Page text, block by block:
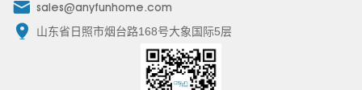
sales@anyfunhome.com
山东省日照市烟台路168号大象国际5层